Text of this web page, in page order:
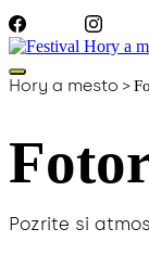
Hory a mesto >
Pozrite si